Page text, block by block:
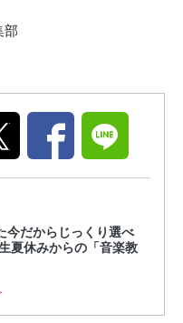
部
今だからじっくり選べ
夏休みからの「音楽教